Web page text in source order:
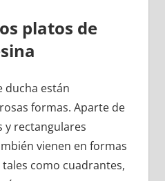
platos de
ducha están
formas. Aparte de
y rectangulares
vienen en formas
como cuadrantes,